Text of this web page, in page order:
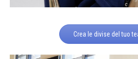
Crea le divise del tuo